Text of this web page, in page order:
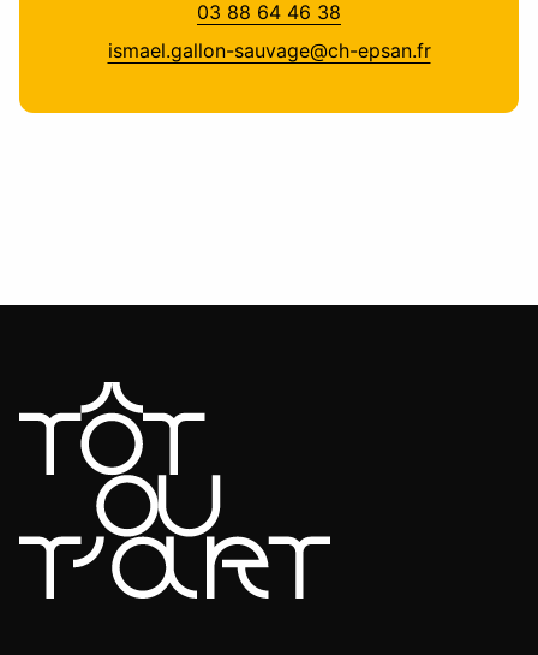
03 88 64 46 38
ismael.gallon-sauvage@ch-epsan.fr